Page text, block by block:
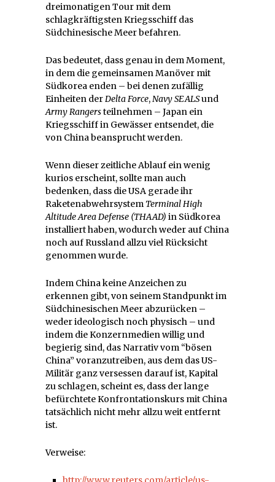
dreimonatigen Tour mit dem
schlagkräftigsten Kriegsschiff das
Südchinesische Meer befahren.
Das bedeutet, dass genau in dem Moment,
in dem die gemeinsamen Manöver mit
Südkorea enden – bei denen zufällig
Einheiten derDelta Force,Navy SEALSund
Army Rangersteilnehmen – Japan ein
Kriegsschiff in Gewässer entsendet, die
von China beansprucht werden.
Wenn dieser zeitliche Ablauf ein wenig
kurios erscheint, sollte man auch
bedenken, dass die USA gerade ihr
Raketenabwehrsystem Terminal High
Altitude Area Defense (THAAD) in Südkorea
installiert haben, wodurch weder auf China
noch auf Russland allzu viel Rücksicht
genommen wurde.
Indem China keine Anzeichen zu
erkennen gibt, von seinem Standpunkt im
Südchinesischen Meer abzurücken –
weder ideologisch noch physisch – und
indem die Konzernmedien willig und
begierig sind, das Narrativ vom “bösen
China” voranzutreiben, aus dem das US-
Militär ganz versessen darauf ist, Kapital
zu schlagen, scheint es, dass der lange
befürchtete Konfrontationskurs mit China
tatsächlich nicht mehr allzu weit entfernt
ist.
Verweise: